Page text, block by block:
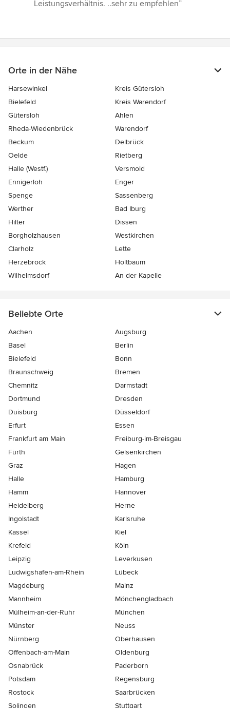
Leistungsverhältnis. ..sehr zu empfehlen”
Orte in der Nähe
Harsewinkel
Kreis Gütersloh
Bielefeld
Kreis Warendorf
Gütersloh
Ahlen
Rheda-Wiedenbrück
Warendorf
Beckum
Delbrück
Oelde
Rietberg
Halle (Westf.)
Versmold
Ennigerloh
Enger
Spenge
Sassenberg
Werther
Bad Iburg
Hilter
Dissen
Borgholzhausen
Westkirchen
Clarholz
Lette
Herzebrock
Holtbaum
Wilhelmsdorf
An der Kapelle
Beliebte Orte
Aachen
Augsburg
Basel
Berlin
Bielefeld
Bonn
Braunschweig
Bremen
Chemnitz
Darmstadt
Dortmund
Dresden
Duisburg
Düsseldorf
Erfurt
Essen
Frankfurt am Main
Freiburg-im-Breisgau
Fürth
Gelsenkirchen
Graz
Hagen
Halle
Hamburg
Hamm
Hannover
Heidelberg
Herne
Ingolstadt
Karlsruhe
Kassel
Kiel
Krefeld
Köln
Leipzig
Leverkusen
Ludwigshafen-am-Rhein
Lübeck
Magdeburg
Mainz
Mannheim
Mönchen­gladbach
Mülheim-an-der-Ruhr
München
Münster
Neuss
Nürnberg
Oberhausen
Offenbach-am-Main
Oldenburg
Osnabrück
Paderborn
Potsdam
Regensburg
Rostock
Saarbrücken
Solingen
Stuttgart